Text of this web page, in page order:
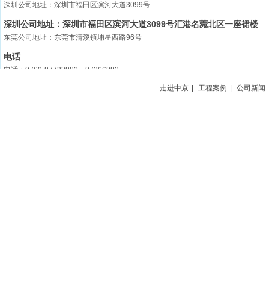
深圳公司地址：深圳市福田区滨河大道3099号
深圳公司地址：深圳市福田区滨河大道3099号汇港名菀北区一座裙楼
东莞公司地址：东莞市清溪镇埔星西路96号
电话
电话：0769-87733882 87366882
走进中京 工程案例 公司新闻